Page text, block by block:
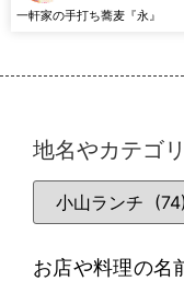
一軒家の手打ち蕎麦『永』
地名やカテゴ
お店や料理の名